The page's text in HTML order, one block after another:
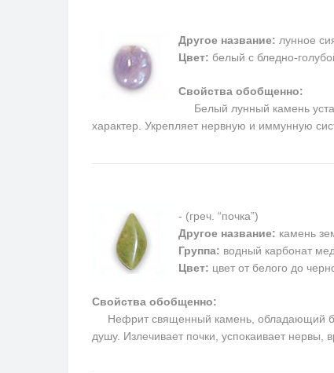
Другое название: лунное
Цвет: белый с бледно-
Свойства обобщенно:
Белый лунный камень
характер. Укрепляет нервную и иммунную
- (греч. “почка”)
Другое название: камень
Группа: водный карбонат
Цвет: цвет от белого до
Свойства обобщенно:
Нефрит священный камень, обладающий
душу. Излечивает почки, успокаивает нервы,